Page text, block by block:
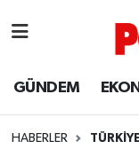
GÜNDEM
HABERLER
Ayvalık
Balıkesir